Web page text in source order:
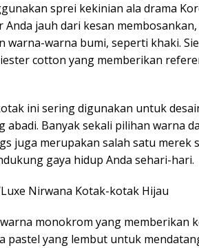
sprei kekinian ala drama
Anda jauh dari kesan
warna-warna bumi, seperti khaki.
cotton yang memberikan
ini sering digunakan untuk
abadi. Banyak sekali pilihan warna
juga merupakan salah satu merek
gaya hidup Anda sehari-hari.
Nirwana Kotak-kotak Hijau
monokrom yang memberikan
pastel yang lembut untuk